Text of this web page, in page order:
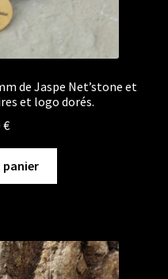
de Jaspe Net’stone et
et logo dorés.
€
panier